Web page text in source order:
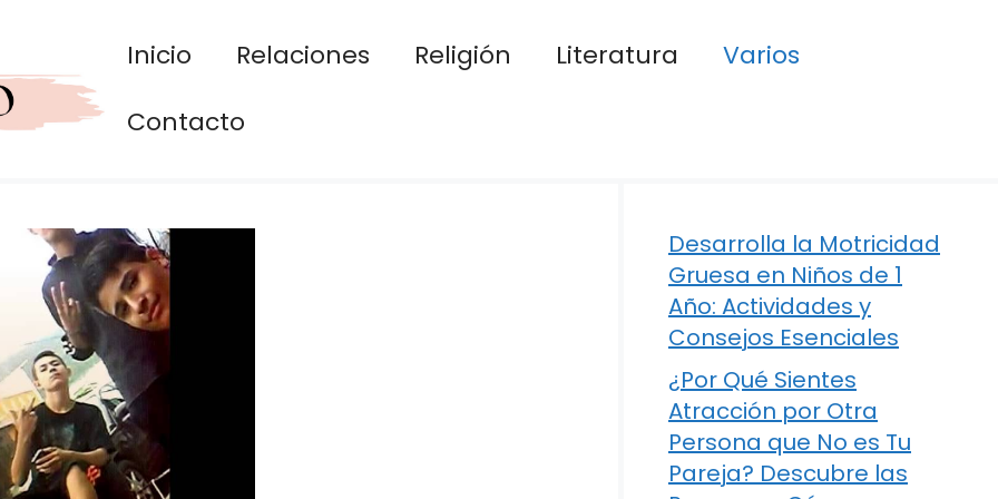
Inicio Relaciones Religión Literatura
Varios
Contacto
Desarrolla la Motricidad
Gruesa en Niños de 1
Año: Actividades y
Consejos Esenciales
¿Por Qué Sientes
Atracción por Otra
Persona que No es Tu
Pareja? Descubre las